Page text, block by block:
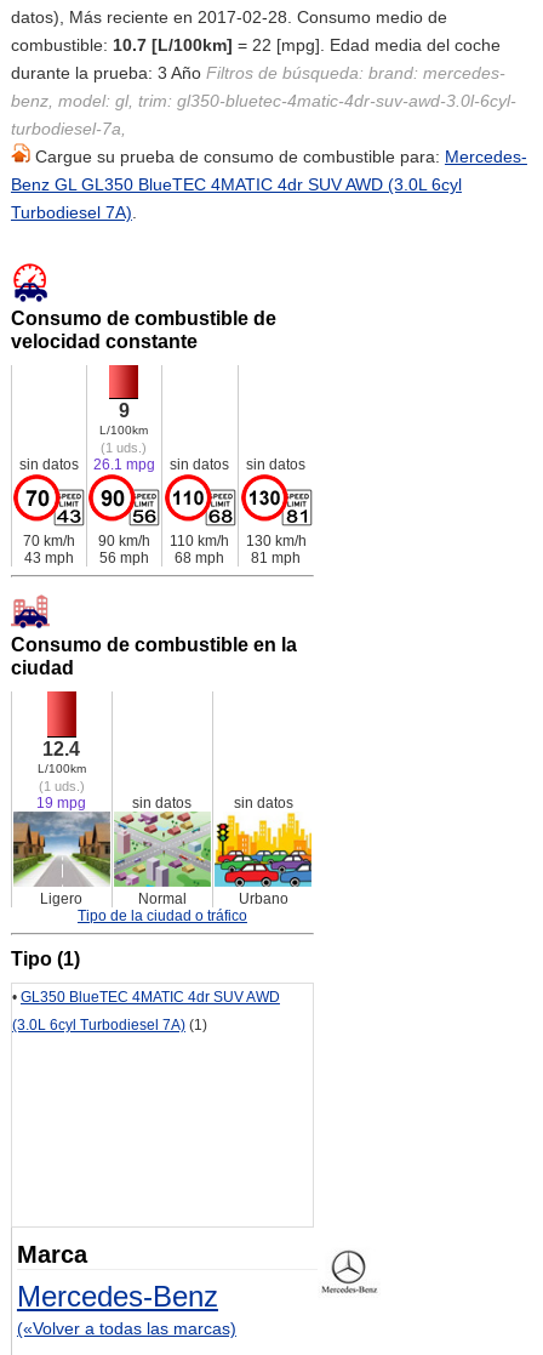
datos), Más reciente en 2017-02-28. Consumo medio de
combustible: 10.7 [L/100km] = 22 [mpg]. Edad media del coche
durante la prueba: 3 Año Filtros de búsqueda: brand: mercedes-
benz, model: gl, trim: gl350-bluetec-4matic-4dr-suv-awd-3.0l-6cyl-
turbodiesel-7a,
Cargue su prueba de consumo de combustible para: Mercedes-
Benz GL GL350 BlueTEC 4MATIC 4dr SUV AWD (3.0L 6cyl
Turbodiesel 7A)
Consumo de combustible de
velocidad constante
sin datos
9
L/100km
(1 uds.)
26.1 mpg sin datos sin datos
70 km/h
43 mph
90 km/h
56 mph
110 km/h
68 mph
130 km/h
81 mph
Consumo de combustible en la
ciudad
12.4
L/100km
(1 uds.)
19 mpg sin datos sin datos
Ligero Normal
Urbano
Tipo de la ciudad o tráfico
Tipo (1)
• GL350 BlueTEC 4MATIC 4dr SUV AWD
(3.0L 6cyl Turbodiesel 7A)(1)
Marca
Mercedes-Benz
(«Volver a todas las marcas)